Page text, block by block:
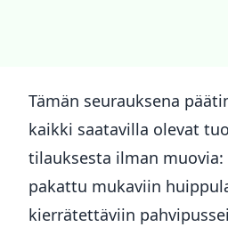
Tämän seurauksena
kaikki saatavilla olevat
tilauksesta ilman
pakattu mukaviin
kierrätettäviin